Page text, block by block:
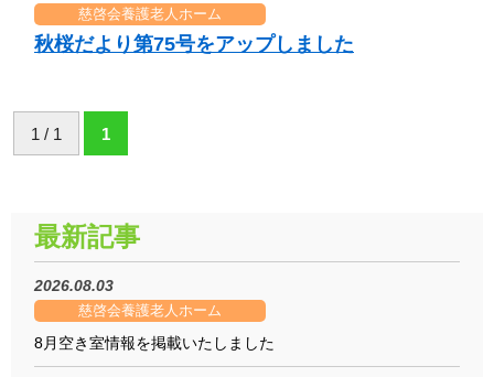
慈啓会養護老人ホーム
秋桜だより第75号をアップしました
1 / 1 1
最新記事
2026.08.03
慈啓会養護老人ホーム
8月空き室情報を掲載いたしました